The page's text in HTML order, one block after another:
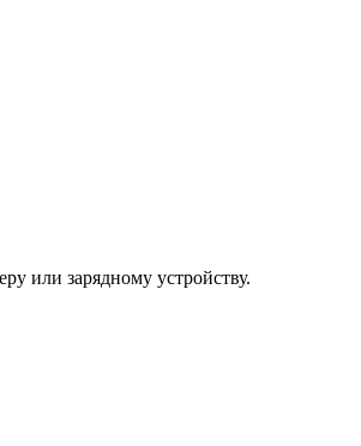
или зарядному устройству.